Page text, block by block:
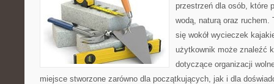
przestrzeń dla osób, które
wodą, naturą oraz ruchem.
się wokół wycieczek
użytkownik może znaleźć
dotyczące organizacji
miejsce stworzone zarówno dla początkujących, jak i dla